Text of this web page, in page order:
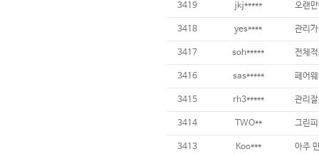
3419 jkj*****
3418 yes****
3417 soh*****
3416 sas*****
3415 rh3*****
3414 TWO**
3413 Koo***